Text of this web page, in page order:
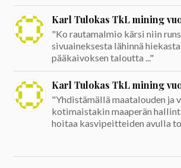
Karl Tulokas TkL mining
"Ko rautamalmio kärsi niin
sivuaineksesta lähinnä
pääkaivoksen taloutta ..."
Karl Tulokas TkL mining
"Yhdistämällä maatalouden ja
kotimaistakin maaperän
hoitaa kasvipeitteiden avulla